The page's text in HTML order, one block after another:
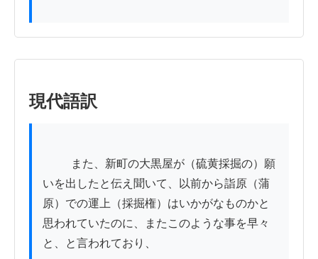
現代語訳
いを出したと伝え聞いて、以前から詣原（蒲
原）での運上（採掘権）はいかがなものかと
思われていたのに、またこのような事を早々
と、と言われており、